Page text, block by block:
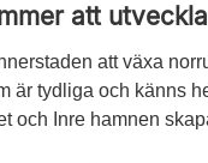
att
att växa
är tydliga och känns
och Inre hamnen